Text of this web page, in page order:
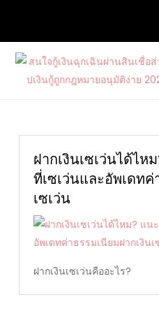
content
กฎหมายอนุ
www.ม33
รัก
ฝากเงินเซเว่นได้ไห
ที่เซเว่นและอัพเดท
เซเว่น
ฝากเงินเซเว่นคืออะไร?